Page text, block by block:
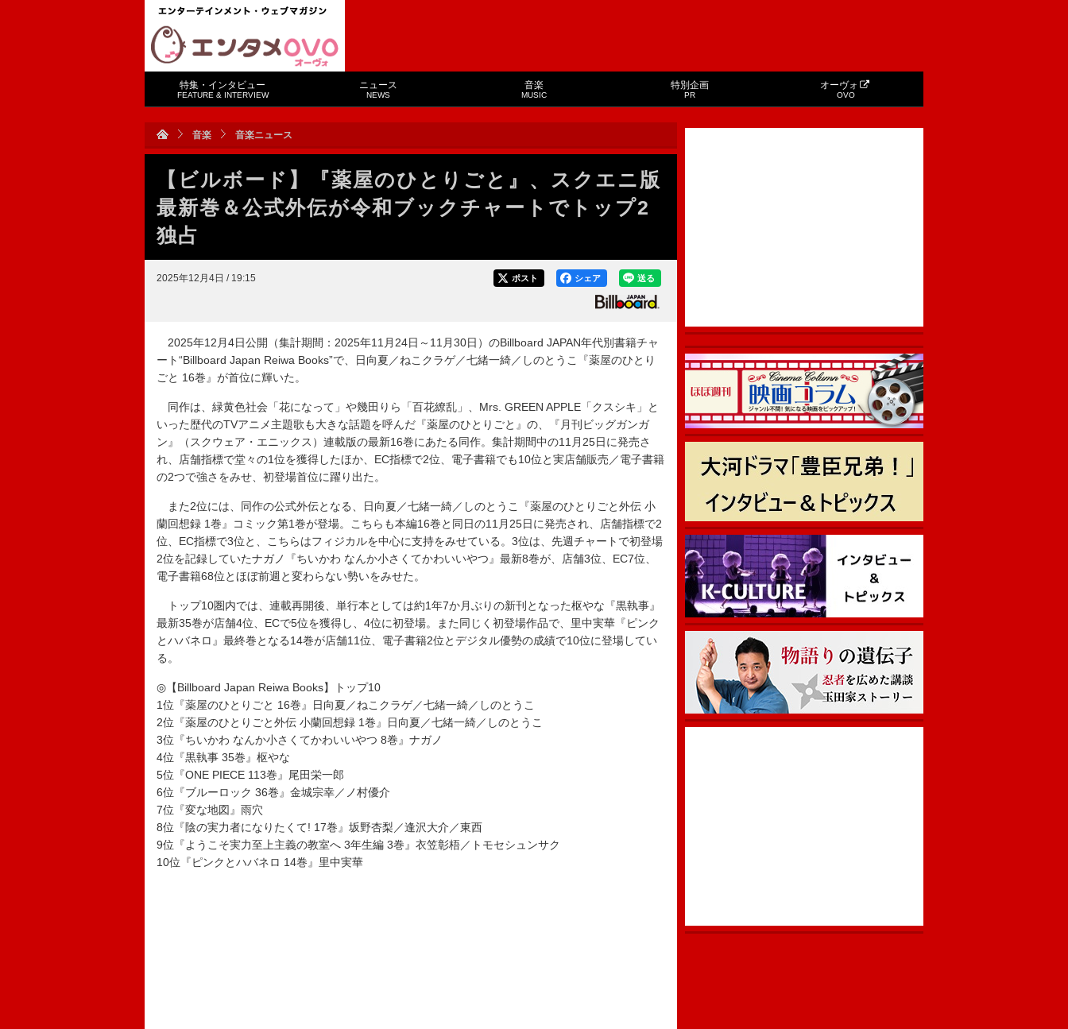
特集・インタビュー
FEATURE & INTERVIEW
ニュース
NEWS
音楽
MUSIC
特別企画
PR
オーヴォ
OVO
音楽 音楽ニュース
【ビルボード】『薬屋のひとりごと』、スクエニ版
最新巻＆公式外伝が令和ブックチャートでトップ2
独占
2025年12月4日 / 19:15 送る
シェア
ポスト
2025年12月4日公開（集計期間：2025年11月24日～11月30日）のBillboard JAPAN年代別書籍チャ
ート“Billboard Japan Reiwa Books”で、日向夏／ねこクラゲ／七緒一綺／しのとうこ『薬屋のひとり
ごと 16巻』が首位に輝いた。
同作は、緑黄色社会「花になって」や幾田りら「百花繚乱」、Mrs. GREEN APPLE「クスシキ」と
いった歴代のTVアニメ主題歌も大きな話題を呼んだ『薬屋のひとりごと』の、『月刊ビッグガンガ
ン』（スクウェア・エニックス）連載版の最新16巻にあたる同作。集計期間中の11月25日に発売さ
れ、店舗指標で堂々の1位を獲得したほか、EC指標で2位、電子書籍でも10位と実店舗販売／電子書籍
の2つで強さをみせ、初登場首位に躍り出た。
また2位には、同作の公式外伝となる、日向夏／七緒一綺／しのとうこ『薬屋のひとりごと外伝 小
蘭回想録 1巻』コミック第1巻が登場。こちらも本編16巻と同日の11月25日に発売され、店舗指標で2
位、EC指標で3位と、こちらはフィジカルを中心に支持をみせている。3位は、先週チャートで初登場
2位を記録していたナガノ『ちいかわ なんか小さくてかわいいやつ』最新8巻が、店舗3位、EC7位、
電子書籍68位とほぼ前週と変わらない勢いをみせた。
トップ10圏内では、連載再開後、単行本としては約1年7か月ぶりの新刊となった枢やな『黒執事』
最新35巻が店舗4位、ECで5位を獲得し、4位に初登場。また同じく初登場作品で、里中実華『ピンク
とハバネロ』最終巻となる14巻が店舗11位、電子書籍2位とデジタル優勢の成績で10位に登場してい
る。
◎【Billboard Japan Reiwa Books】トップ10
1位『薬屋のひとりごと 16巻』日向夏／ねこクラゲ／七緒一綺／しのとうこ
2位『薬屋のひとりごと外伝 小蘭回想録 1巻』日向夏／七緒一綺／しのとうこ
3位『ちいかわ なんか小さくてかわいいやつ 8巻』ナガノ
4位『黒執事 35巻』枢やな
5位『ONE PIECE 113巻』尾田栄一郎
6位『ブルーロック 36巻』金城宗幸／ノ村優介
7位『変な地図』雨穴
8位『陰の実力者になりたくて! 17巻』坂野杏梨／逢沢大介／東西
9位『ようこそ実力至上主義の教室へ 3年生編 3巻』衣笠彰梧／トモセシュンサク
10位『ピンクとハバネロ 14巻』里中実華